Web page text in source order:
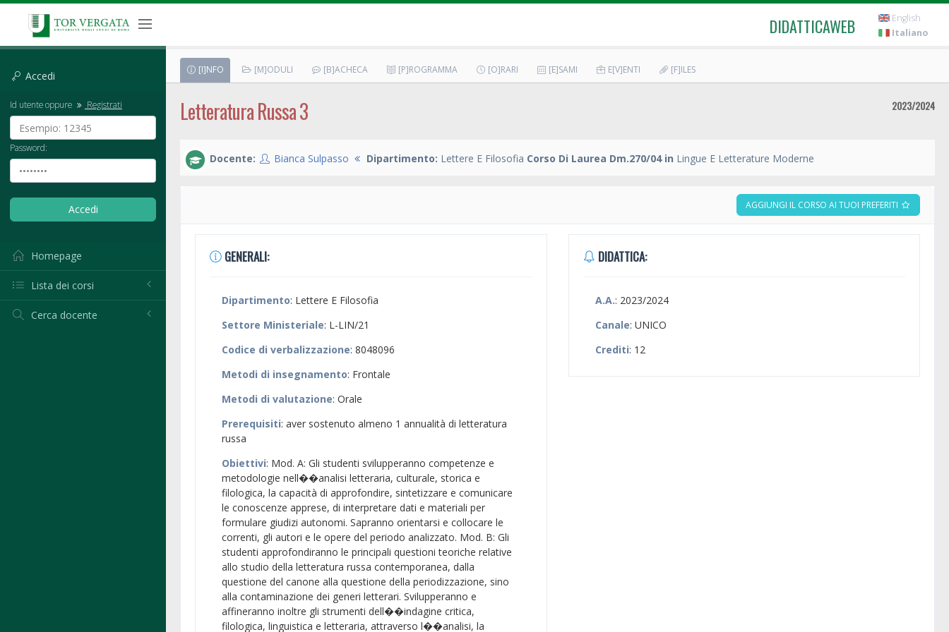
DIDATTICAWEB
English
Italiano
Accedi
Id utente oppure Registrati
Password:
Homepage
Lista dei corsi
Cerca docente
[I]NFO [M]ODULI [B]ACHECA [P]ROGRAMMA [O]RARI [E]SAMI E[V]ENTI [F]ILES
Letteratura Russa 3 2023/2024
Docente: Bianca Sulpasso Dipartimento: Lettere E Filosofia Corso Di Laurea Dm.270/04 in Lingue E Letterature Moderne
AGGIUNGI IL CORSO AI TUOI PREFERITI
GENERALI:
Dipartimento: Lettere E Filosofia
Settore Ministeriale: L-LIN/21
Codice di verbalizzazione: 8048096
Metodi di insegnamento: Frontale
Metodi di valutazione: Orale
Prerequisiti: aver sostenuto almeno 1 annualità di letteratura
russa
Obiettivi: Mod. A: Gli studenti svilupperanno competenze e
metodologie nell��analisi letteraria, culturale, storica e
filologica, la capacità di approfondire, sintetizzare e comunicare
le conoscenze apprese, di interpretare dati e materiali per
formulare giudizi autonomi. Sapranno orientarsi e collocare le
correnti, gli autori e le opere del periodo analizzato. Mod. B: Gli
studenti approfondiranno le principali questioni teoriche relative
allo studio della letteratura russa contemporanea, dalla
questione del canone alla questione della periodizzazione, sino
alla contaminazione dei generi letterari. Svilupperanno e
affineranno inoltre gli strumenti dell��indagine critica,
filologica, linguistica e letteraria, attraverso l��analisi, la
DIDATTICA:
A.A.: 2023/2024
Canale: UNICO
Crediti: 12